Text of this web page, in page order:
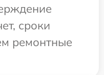
сроки
ремонтные